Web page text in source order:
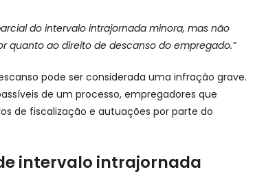
do intervalo intrajornada minora, mas não
quanto ao direito de descanso do empregado.”
pode ser considerada uma infração grave.
de um processo, empregadores que
de fiscalização e autuações por parte do
intervalo intrajornada